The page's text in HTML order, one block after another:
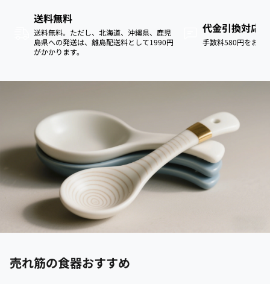
送料無料
送料無料。ただし、北海道、沖縄県、鹿児
島県への発送は、離島配送料として1990円
がかかります。
代金引換対応
手数料580円をお支
売れ筋の食器おすすめ